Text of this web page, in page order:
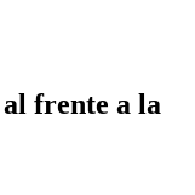
frente a la